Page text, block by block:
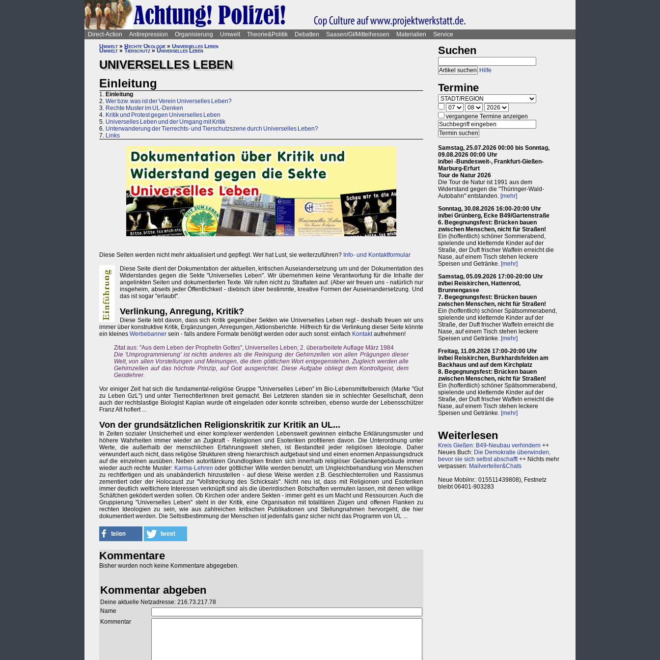
Direct-Action Antirepression Organisierung Umwelt Theorie&Politik Debatten Saasen/GI/Mittelhessen Materialien
Service
Umwelt » Rechte Ökologie » Universelles Leben
Umwelt » Tierschutz » Universelles Leben
UNIVERSELLES LEBEN
Einleitung
1. Einleitung
2. Wer bzw. was ist der Verein Universelles Leben?
3. Rechte Muster im UL-Denken
4. Kritik und Protest gegen Universelles Leben
5. Universelles Leben und der Umgang mit Kritik
6. Unterwanderung der Tierrechts- und Tierschutzszene durch Universelles Leben?
7. Links
Diese Seiten werden nicht mehr aktualisiert und gepflegt. Wer hat Lust, sie weiterzuführen? Info- und Kontaktformular
Diese Seite dient der Dokumentation der aktuellen, kritischen Auseiandersetzung um und der Dokumentation des
Widerstandes gegen die Sekte "Universelles Leben". Wir übernehmen keine Verantwortung für die Inhalte der
angelinkten Seiten und dokumentierten Texte. Wir rufen nicht zu Straftaten auf. (Aber wir freuen uns - natürlich nur
insgeheim, abseits jeder Öffentlichkeit - diebisch über bestimmte, kreative Formen der Auseinandersetzung. Und
das ist sogar "erlaubt".
Verlinkung, Anregung, Kritik?
Diese Seite lebt davon, dass sich Kritik gegenüber Sekten wie Universelles Leben regt - deshalb freuen wir uns
immer über konstruktive Kritik, Ergänzungen, Anregungen, Aktionsberichte. Hilfreich für die Verlinkung dieser Seite könnte
ein kleines Werbebanner sein - falls andere Formate benötigt werden oder auch sonst: einfach Kontaktaufnehmen!
Zitat aus: "Aus dem Leben der Prophetin Gottes", Universelles Leben; 2. überarbeitete Auflage März 1984
Die 'Umprogrammierung' ist nichts anderes als die Reinigung der Gehirnzellen von allen Prägungen dieser
Welt, von allen Vorstellungen und Meinungen, die dem göttlichen Wort entgegenstehen. Zugleich werden alle
Gehirnzellen auf das höchste Prinzip, auf Gott ausgerichtet. Diese Aufgabe obliegt dem Kontrollgeist, dem
Geistlehrer.
Vor einiger Zeit hat sich die fundamental-religiöse Gruppe "Universelles Leben" im Bio-Lebensmittelbereich (Marke "Gut
zu Leben GzL") und unter TierrechtlerInnen breit gemacht. Bei Letzteren standen sie in schlechter Gesellschaft, denn
auch der rechtslastige Biologist Kaplan wurde oft eingeladen oder konnte schreiben, ebenso wurde der Lebensschützer
Franz Alt hofiert ...
Von der grundsätzlichen Religionskritik zur Kritik an UL...
In Zeiten sozialer Unsicherheit und einer komplexer werdenden Lebenswelt gewinnen einfache Erklärungsmuster und
höhere Wahrheiten immer wieder an Zugkraft - Religionen und Esoteriken profitieren davon. Die Unterordnung unter
Werte, die außerhalb der menschlichen Erfahrungswelt stehen, ist Bestandteil jeder religiösen Ideologie. Daher
verwundert auch nicht, dass religöse Strukturen streng hierarchisch aufgebaut sind und einen enormen Anpassungsdruck
auf die einzelnen ausüben. Neben autoritären Grundlogiken finden sich innerhalb religiöser Gedankengebäude immer
wieder auch rechte Muster: Karma-Lehren oder göttlicher Wille werden benutzt, um Ungleichbehandlung von Menschen
zu rechtfertigen und als unabänderlich hinzustellen - auf diese Weise werden z.B. Geschlechterrollen und Rassismus
zementiert oder der Holocaust zur "Vollstreckung des Schicksals". Nicht neu ist, dass mit Religionen und Esoteriken
immer deutlich weltlichere Interessen verknüpft sind als die überirdischen Botschaften vermuten lassen, mit denen willige
Schäfchen geködert werden sollen. Ob Kirchen oder andere Sekten - immer geht es um Macht und Ressourcen. Auch die
Gruppierung "Universelles Leben" steht in der Kritik, eine Organisation mit totalitären Zügen und offenen Flanken zu
rechten Ideologien zu sein, wie aus zahlreichen kritischen Publikationen und Stellungnahmen hervorgeht, die hier
dokumentiert werden. Die Selbstbestimmung der Menschen ist jedenfalls ganz sicher nicht das Programm von UL ...
Kommentare
Bisher wurden noch keine Kommentare abgegeben.
Kommentar abgeben
Deine aktuelle Netzadresse: 216.73.217.78
Name
Kommentar
Suchen
Hilfe
Termine
vergangene Termine anzeigen
Samstag, 25.07.2026 00:00 bis Sonntag,
09.08.2026 00:00 Uhr
in/bei -Bundesweit-, Frankfurt-Gießen-
Marburg-Erfurt
Tour de Natur 2026
Die Tour de Natur ist 1991 aus dem
Widerstand gegen die "Thüringer-Wald-
Autobahn" entstanden. [mehr]
Sonntag, 30.08.2026 16:00-20:00 Uhr
in/bei Grünberg, Ecke B49/Gartenstraße
6. Begegnungsfest: Brücken bauen
zwischen Menschen, nicht für Straßen!
Ein (hoffentlich) schöner Sommerabend,
spielende und kletternde Kinder auf der
Straße, der Duft frischer Waffeln erreicht die
Nase, auf einem Tisch stehen leckere
Speisen und Getränke. [mehr]
Samstag, 05.09.2026 17:00-20:00 Uhr
in/bei Reiskirchen, Hattenrod,
Brunnengasse
7. Begegnungsfest: Brücken bauen
zwischen Menschen, nicht für Straßen!
Ein (hoffentlich) schöner Spätsommerabend,
spielende und kletternde Kinder auf der
Straße, der Duft frischer Waffeln erreicht die
Nase, auf einem Tisch stehen leckere
Speisen und Getränke. [mehr]
Freitag, 11.09.2026 17:00-20:00 Uhr
in/bei Reiskirchen, Burkhardsfelden am
Backhaus und auf dem Kirchplatz
8. Begegnungsfest: Brücken bauen
zwischen Menschen, nicht für Straßen!
Ein (hoffentlich) schöner Spätsommerabend,
spielende und kletternde Kinder auf der
Straße, der Duft frischer Waffeln erreicht die
Nase, auf einem Tisch stehen leckere
Speisen und Getränke. [mehr]
Weiterlesen
Kreis Gießen: B49-Neubau verhindern ++
Neues Buch: Die Demokratie überwinden,
bevor sie sich selbst abschafft++ Nichts mehr
verpassen: Mailverteiler&Chats
Neue Mobilnr.: 015511439808), Festnetz
bleibt 06401-903283